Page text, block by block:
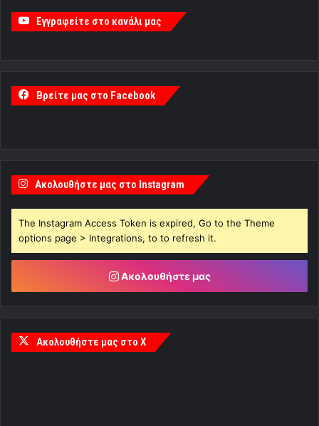
Εγγραφείτε στο κανάλι μας
Βρείτε μας στο Facebook
Ακολουθήστε μας στο Instagram
The Instagram Access Token is expired, Go to the Theme
options page > Integrations, to to refresh it.
Ακολουθήστε μας
Ακολουθήστε μας στο X